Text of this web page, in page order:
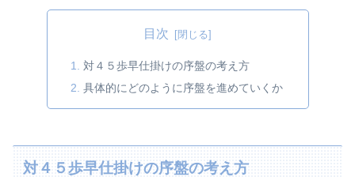
目次
対４５歩早仕掛けの序盤の考え方
具体的にどのように序盤を進めていくか
対４５歩早仕掛けの序盤の考え方